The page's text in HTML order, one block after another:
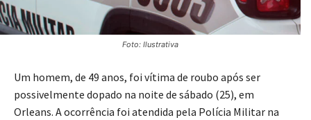
Foto: Ilustrativa
Um homem, de 49 anos, foi vítima de roubo após ser
possivelmente dopado na noite de sábado (25), em
Orleans. A ocorrência foi atendida pela Polícia Militar na